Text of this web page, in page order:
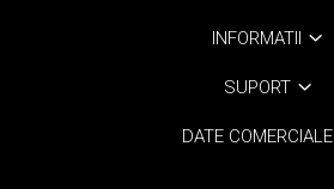
INFORMATII
SUPORT
DATE COMERCIALE